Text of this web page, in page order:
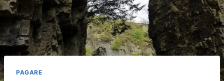
PAGARE